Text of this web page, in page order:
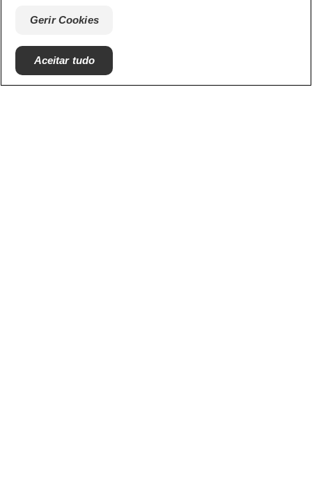
Como o stress pode afetar a saúde física
A vida de um cão nem sempre é livre de stress. Os
fatores de stress podem desempenhar um papel
importante na saúde digestiva e geral do seu cão.
Gerir Cookies
Aceitar tudo